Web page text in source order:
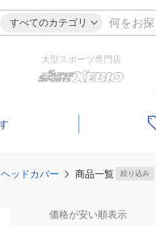
すべてのカテゴリ
大型スポーツ専門店
ヘッドカバー 商品一覧 絞り込み
価格が安い順表示